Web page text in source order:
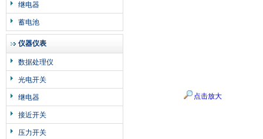
继电器
蓄电池
仪器仪表
数据处理仪
光电开关
继电器
接近开关
压力开关
点击放大